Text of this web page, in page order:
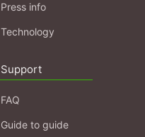
Press info
Technology
Support
FAQ
Guide to guide